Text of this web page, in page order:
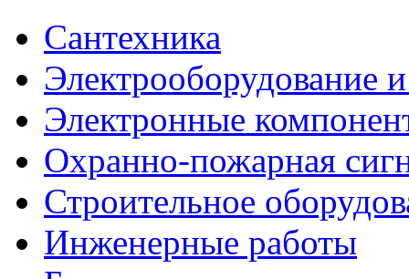
Сантехника
Электрооборудование
Электронные
Охранно-пожарная
Строительное
Инженерные работы